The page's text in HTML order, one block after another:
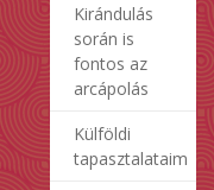
Kirándulás
során is
fontos az
arcápolás
Külföldi
tapasztalataim